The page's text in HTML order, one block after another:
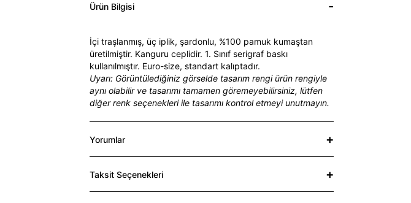
Ürün Bilgisi
İçi traşlanmış, üç iplik, şardonlu, %100 pamuk kumaştan
üretilmiştir. Kanguru ceplidir. 1. Sınıf serigraf baskı
kullanılmıştır. Euro-size, standart kalıptadır.
Uyarı: Görüntülediğiniz görselde tasarım rengi ürün rengiyle
aynı olabilir ve tasarımı tamamen göremeyebilirsiniz, lütfen
diğer renk seçenekleri ile tasarımı kontrol etmeyi unutmayın.
Yorumlar
Taksit Seçenekleri